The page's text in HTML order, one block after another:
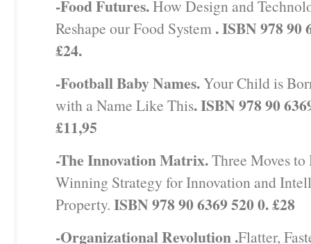
-Food Futures.How Design and
Reshape our Food System . ISBN 978 90
£24.
-Football Baby Names.Your Child is
with a Name Like This. ISBN 978 90
£11,95
-The Innovation Matrix.Three Moves to
Winning Strategy for Innovation and
Property. ISBN 978 90 6369 520 0. £28
-Organizational Revolution .Flatter,